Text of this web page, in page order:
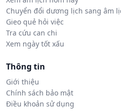
Chuyển đổi dương lịch sang âm
Gieo quẻ hỏi việc
Tra cứu can chi
Xem ngày tốt xấu
Thông tin
Giới thiệu
Chính sách bảo mật
Điều khoản sử dụng